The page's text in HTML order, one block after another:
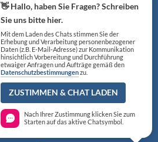
Social Media
👋 Hallo, haben Sie Fragen? Schreiben
Sie uns bitte hier.
Mit dem Laden des Chats stimmen Sie der
Erhebung und Verarbeitung personenbezogener
Daten (z.B. E-Mail-Adresse) zur Kommunikation
hinsichtlich Vorbereitung und Durchführung
etwaiger Anfragen und Aufträge gemäß den
Datenschutzbestimmungenzu.
ZUSTIMMEN & CHAT LADEN
Nach Ihrer Zustimmung klicken Sie zum
Starten auf das aktive Chatsymbol.